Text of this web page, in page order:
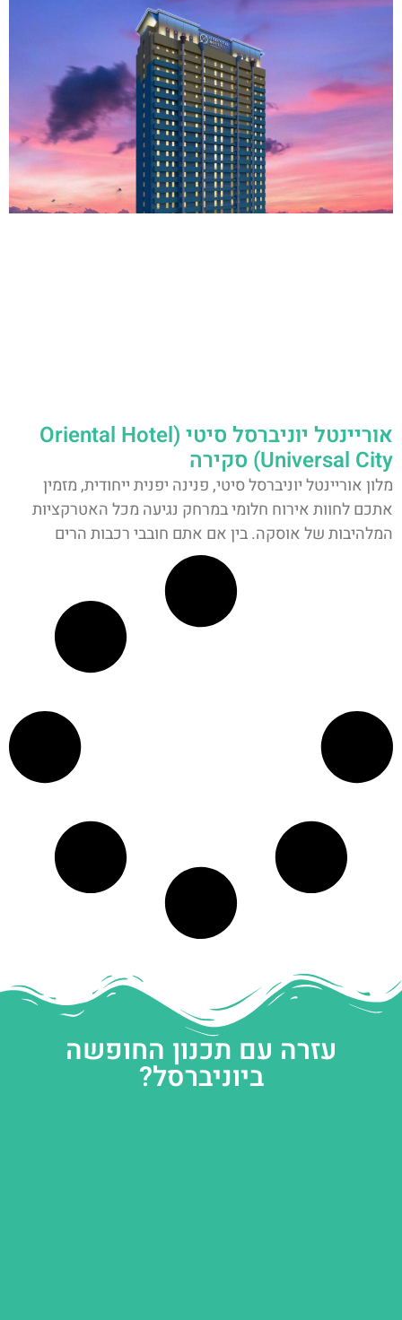
אוריינטל יוניברסל סיטי (Oriental Hotel
Universal City) סקירה
מלון אוריינטל יוניברסל סיטי, פנינה יפנית ייחודית, מזמין
אתכם לחוות אירוח חלומי במרחק נגיעה מכל האטרקציות
המלהיבות של אוסקה. בין אם אתם חובבי רכבות הרים
עזרה עם תכנון החופשה
ביוניברסל?